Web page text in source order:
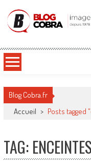
Blog Cobra
Blog Cobra.fr
Accueil > Posts tagged
TAG: